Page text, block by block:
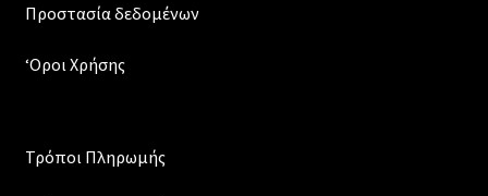
Προστασία δεδομένων
‘Οροι Χρήσης
Τρόποι Πληρωμής